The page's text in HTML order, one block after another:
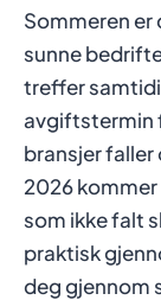
Sommeren er
sunne
treffer
avgiftstermin
bransjer
2026
som ikke falt
praktisk
deg gjennom